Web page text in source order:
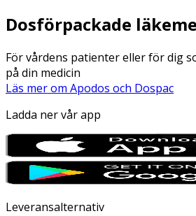
Dosförpackade
För vårdens patienter eller för dig
på din medicin
Läs mer om Apodos och Dospac
Ladda ner vår app
Leveransalternativ